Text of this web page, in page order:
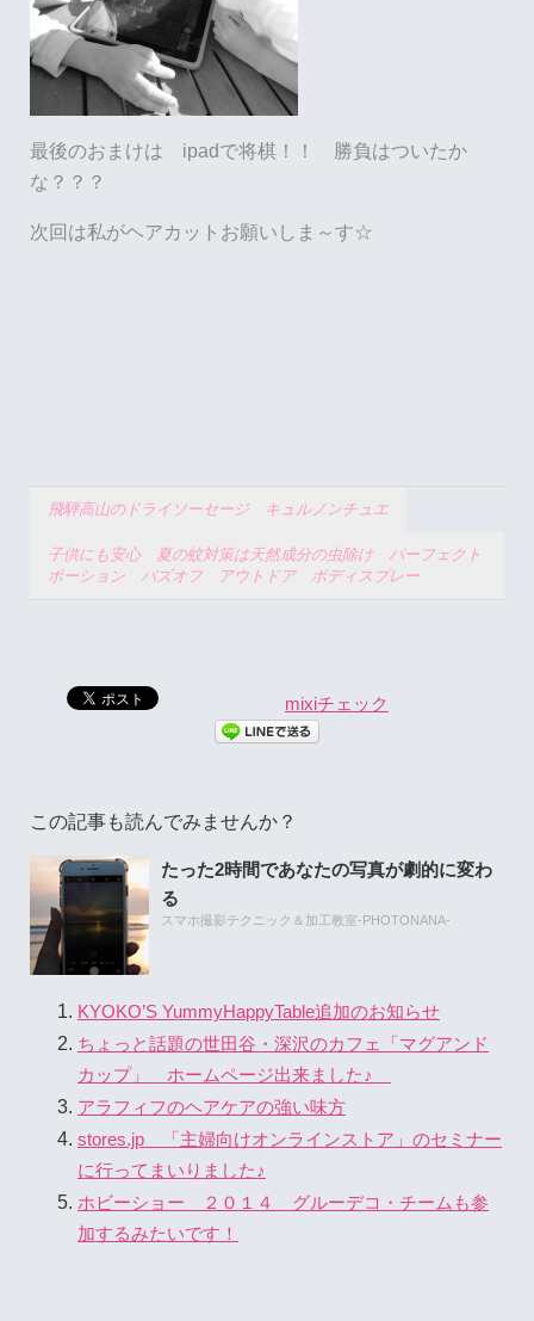
最後のおまけは ipadで将棋！！ 勝負はついたか
な？？？
次回は私がヘアカットお願いしま～す☆
飛騨高山のドライソーセージ キュルノンチュエ
子供にも安心 夏の蚊対策は天然成分の虫除け パーフェクト
ポーション バズオフ アウトドア ボディスプレー
mixiチェック
この記事も読んでみませんか？
たった2時間であなたの写真が劇的に変わ
る
スマホ撮影テクニック＆加工教室-PHOTONANA-
KYOKO’S YummyHappyTable追加のお知らせ
ちょっと話題の世田谷・深沢のカフェ「マグアンド
カップ」 ホームページ出来ました♪
アラフィフのヘアケアの強い味方
stores.jp 「主婦向けオンラインストア」のセミナー
に行ってまいりました♪
ホビーショー ２０１４ グルーデコ・チームも参
加するみたいです！